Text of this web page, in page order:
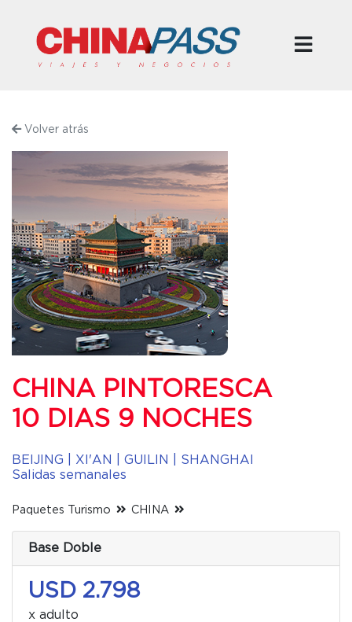
Volver atrás
CHINA PINTORESCA
10 DIAS 9 NOCHES
BEIJING | XI'AN | GUILIN | SHANGHAI
Salidas semanales
Paquetes Turismo CHINA
Base Doble
USD 2.798
x adulto